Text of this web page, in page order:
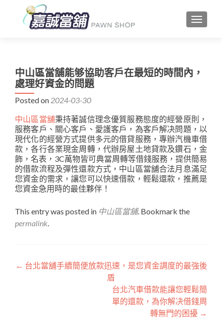
中山區當舖能够協助客戶在最短的時間內，
處理好資金的問題
Posted on 2024-03-30
中山區當舖秉持著誠信理念優質服務態度的經營原則，
服務客戶、關心客戶、愛護客戶，為客戶解决問題，以
現代化的經營方式提供多元的借貸服務，專辦汽機車借
款，各行各業現金周轉，代辦房屋土地貸款及鑽石，金
飾，名表，3C萬物皆可典當周轉等借錢服務，提供簡易
的借款流程及彈性還款方式，中山區當舖合法月息滿足
您資金的需求，讓您可以快速借款，輕鬆還款，推薦是
您資金急用時的最佳夥伴！
This entry was posted in 中山區當舖. Bookmark the
permalink.
文
← 台北當舖手續簡便放款迅速，是您資金調度的最強後
盾
台北汽車借款能讓您輕鬆簡
單的還款，為你解决借錢周
轉無門的困擾 →